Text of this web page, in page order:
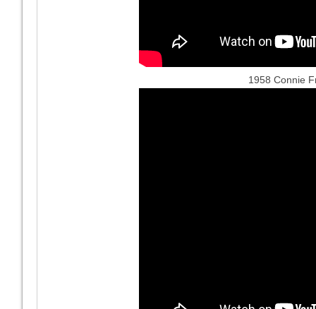
1958 Connie